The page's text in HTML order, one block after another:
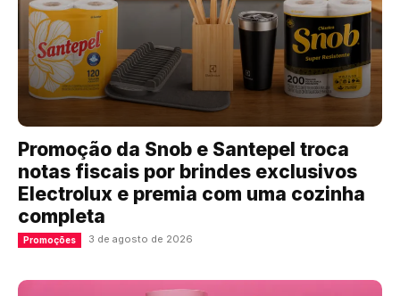
Promoção da Snob e Santepel troca
notas fiscais por brindes exclusivos
Electrolux e premia com uma cozinha
completa
Promoções 3 de agosto de 2026